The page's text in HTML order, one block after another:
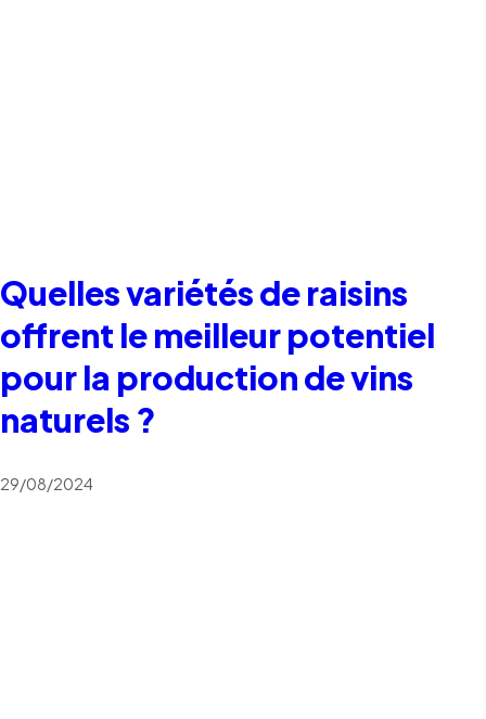
Quelles variétés de raisins
offrent le meilleur potentiel
pour la production de vins
naturels ?
29/08/2024